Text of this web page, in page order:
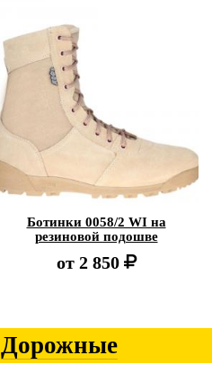
Ботинки 0058/2 WI на
резиновой подошве
от 2 850
Дорожные